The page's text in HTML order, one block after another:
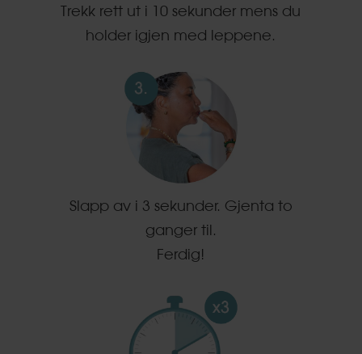
Trekk rett ut i 10 sekunder mens du
holder igjen med leppene.
Slapp av i 3 sekunder. Gjenta to
ganger til.
Ferdig!